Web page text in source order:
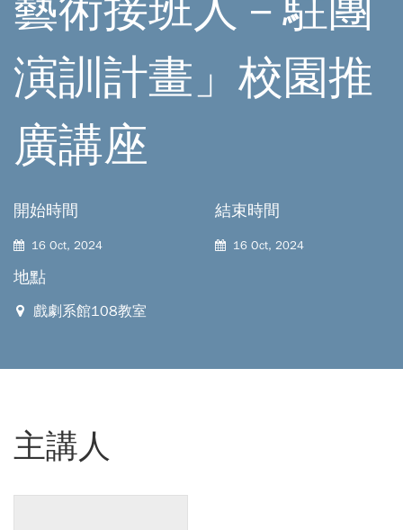
演訓計畫」校園推
廣講座
開始時間
16 Oct, 2024
結束時間
16 Oct, 2024
地點
戲劇系館108教室
主講人